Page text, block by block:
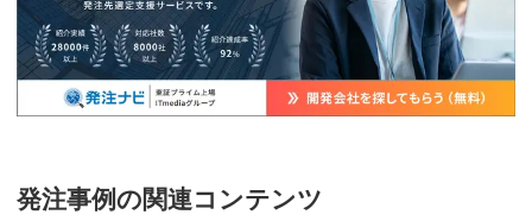
発注事例の関連コンテンツ